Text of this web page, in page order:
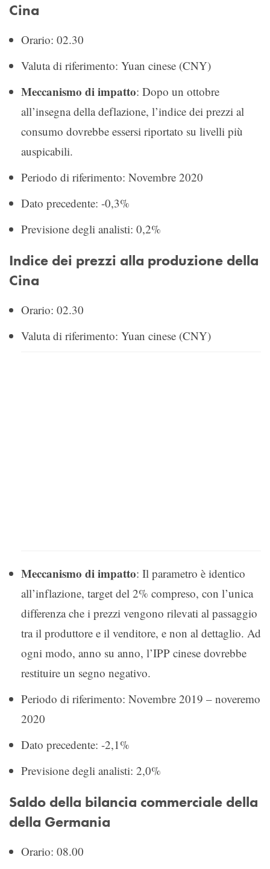
Cina
Orario: 02.30
Valuta di riferimento: Yuan cinese (CNY)
Meccanismo di impatto: Dopo un ottobre
all’insegna della deflazione, l’indice dei prezzi al
consumo dovrebbe essersi riportato su livelli più
auspicabili.
Periodo di riferimento: Novembre 2020
Dato precedente: -0,3%
Previsione degli analisti: 0,2%
Indice dei prezzi alla produzione della
Cina
Orario: 02.30
Valuta di riferimento: Yuan cinese (CNY)
Meccanismo di impatto: Il parametro è identico
all’inflazione, target del 2% compreso, con l’unica
differenza che i prezzi vengono rilevati al passaggio
tra il produttore e il venditore, e non al dettaglio. Ad
ogni modo, anno su anno, l’IPP cinese dovrebbe
restituire un segno negativo.
Periodo di riferimento: Novembre 2019 – noveremo
2020
Dato precedente: -2,1%
Previsione degli analisti: 2,0%
Saldo della bilancia commerciale della
della Germania
Orario: 08.00